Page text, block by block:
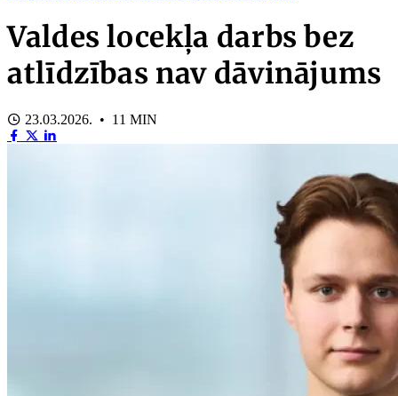
Valdes locekļa darbs bez
atlīdzības nav dāvinājums
23.03.2026. • 11 MIN